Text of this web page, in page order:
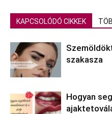
KAPCSOLÓDÓ CIKKEK
szakasza
Hogyan